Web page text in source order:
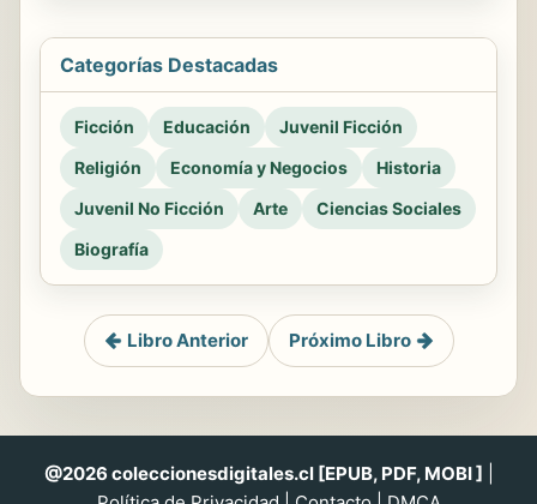
Categorías Destacadas
Ficción Educación
Juvenil Ficción
Religión
Economía y Negocios
Historia
Juvenil No Ficción
Arte
Ciencias Sociales
Biografía
Libro Anterior Próximo Libro
@2026 coleccionesdigitales.cl [EPUB, PDF, MOBI ]